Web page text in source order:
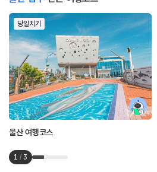
당일치기
울산 여행코스
1 / 3